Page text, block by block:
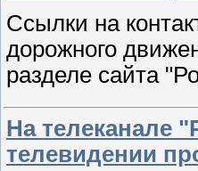
Ссылки на
дорожного
разделе сайта
На телеканале
телевидении